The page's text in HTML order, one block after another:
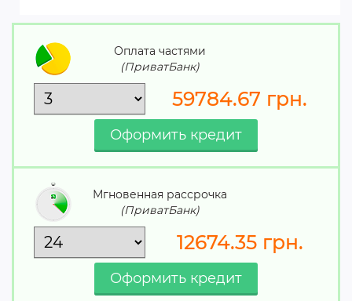
Оплата частями
(ПриватБанк)
59784.67 грн.
Мгновенная рассрочка
(ПриватБанк)
12674.35грн.